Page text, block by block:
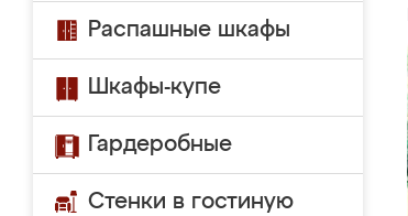
Распашные шкафы
Шкафы-купе
Гардеробные
Стенки в гостиную